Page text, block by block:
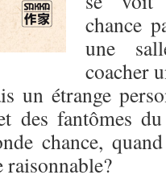
chance
une
coacher
un étrange
des fantômes
chance,
raisonnable?